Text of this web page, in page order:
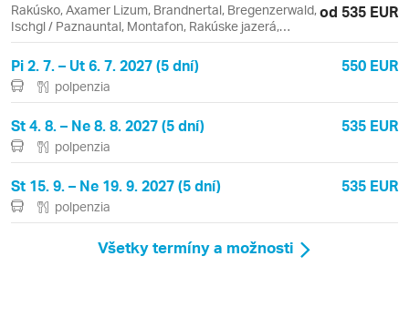
Rakúsko, Axamer Lizum, Brandnertal, Bregenzerwald,
Ischgl / Paznauntal, Montafon, Rakúske jazerá,
Tirolsko, Vorarlbersko, Bartholomäberg, Bodamské
jazero, Brand, Bregenz, Innsbruck, Ischgl
od 535 EUR
Pi 2. 7. – Ut 6. 7. 2027 (5 dní) 550 EUR
polpenzia
St 4. 8. – Ne 8. 8. 2027 (5 dní) 535 EUR
polpenzia
St 15. 9. – Ne 19. 9. 2027 (5 dní) 535 EUR
polpenzia
Všetky termíny a možnosti